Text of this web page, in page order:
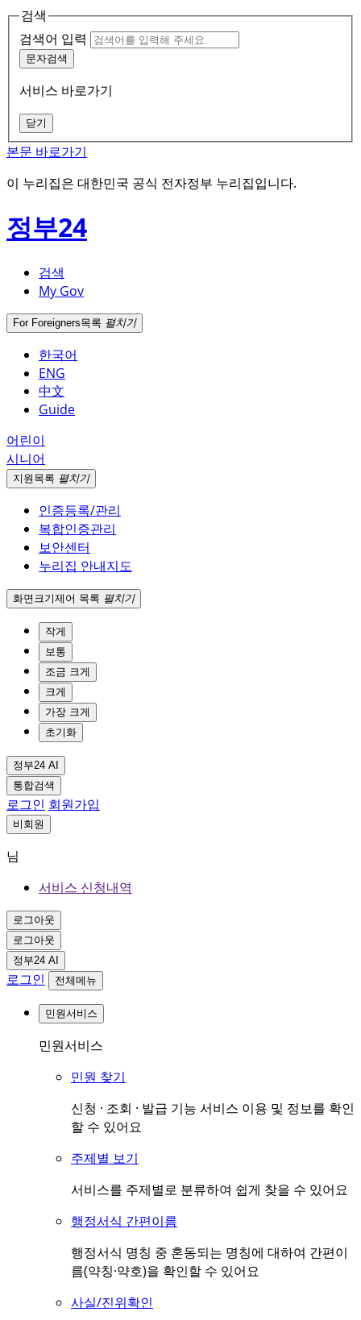
검색
검색어 입력
문자검색
서비스 바로가기
닫기
본문 바로가기
이 누리집은 대한민국 공식 전자정부 누리집입니다.
정부24
검색
My Gov
For Foreigners목록 펼치기
한국어
ENG
中文
Guide
어린이
시니어
지원 목록 펼치기
인증등록/관리
복합인증관리
보안센터
누리집 안내지도
화면크기제어 목록 펼치기
작게
보통
조금 크게
크게
가장 크게
초기화
정부24 AI
통합검색
로그인 회원가입
비회원
님
서비스 신청내역
로그아웃
로그아웃
정부24 AI
로그인 전체메뉴
민원서비스
민원서비스
민원 찾기
신청 · 조회 · 발급 기능 서비스 이용 및 정보를 확인
할 수 있어요
주제별 보기
서비스를 주제별로 분류하여 쉽게 찾을 수 있어요
행정서식 간편이름
행정서식 명칭 중 혼동되는 명칭에 대하여 간편이
름(약칭·약호)을 확인할 수 있어요
사실/진위확인